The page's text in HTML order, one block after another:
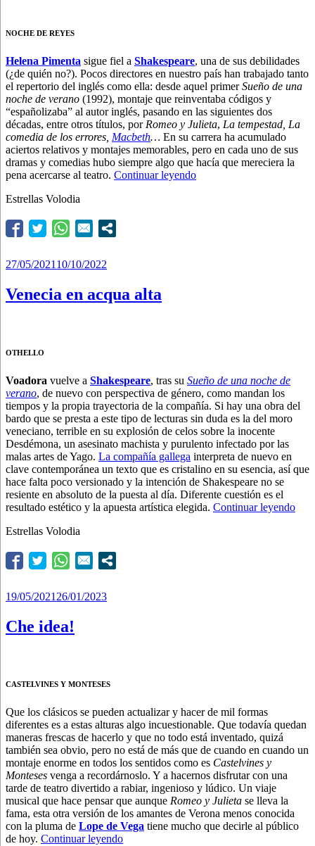
NOCHE DE REYES
Helena Pimenta sigue fiel a Shakespeare, una de sus debilidades
(¿de quién no?). Pocos directores en nuestro país han trabajado tanto
el repertorio del inglés como ella: desde aquel primerSueño de una
noche de verano (1992), montaje que reinventaba códigos y
“españolizaba” al autor inglés, pasando en las siguientes dos
décadas, entre otros títulos, por Romeo y Julieta, La tempestad, La
comedia de los errores, Macbeth… En su carrera ha acumulado
aciertos relativos y montajes memorables, pero en cada uno de sus
dramas y comedias hubo siempre algo que hacía que mereciera la
pena acercarse al teatro. Continuar leyendo“Paseo
Estrellas Volodia
Publicado
27/05/2021 10/10/2022
Venecia en acqua alta
OTHELLO
Voadora vuelve a Shakespeare, tras su Sueño de una noche de
verano, de nuevo con perspectiva de género, como mandan los
tiempos y la propia trayectoria de la compañía. Si hay una obra del
bardo que se presta a este tipo de lecturas sin duda es la del moro
veneciano, terrible en su explosión de celos sobre la inocente
Desdémona, un asesinato machista y purulento infectado por las
malas artes de Yago. La compañía gallega interpreta de nuevo en
clave contemporánea un texto que es cristalino en su esencia, así que
hace falta poco versionado y la intención de Shakespeare no se
resiente en absoluto de la puesta al día. Diferente cuestión es el
resultado estético y la apuesta artística elegida. Continuar leyendo
Estrellas Volodia
Publicado
19/05/2021 26/01/2023
Che idea!
CASTELVINES Y MONTESES
Que los clásicos se pueden actualizar y hacer de mil formas
diferentes es a estas alturas algo incuestionable. Que todavía quedan
maneras frescas de hacerlo y que no todo está inventado, quizá
también sea obvio, pero no está de más que de cuando en cuando un
montaje enorme en todos los sentidos como es Castelvines y
Monteses venga a recordárnoslo. Y a hacernos disfrutar con una
tarde de teatro divertido a rabiar, ingenioso y lúdico. Un viaje
musical que hace pensar que aunque Romeo y Julieta se lleva la
fama, esta otra versión de los amantes de Verona menos conocida
con la pluma de Lope de Vega tiene mucho que decirle al público
de hoy. Continuar leyendo“Che